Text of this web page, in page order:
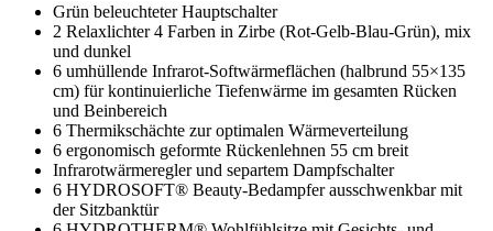
Grün beleuchteter Hauptschalter
2 Relaxlichter 4 Farben in Zirbe (Rot-Gelb-Blau-Grün), mix
und dunkel
6 umhüllende Infrarot-Softwärmeflächen (halbrund 55×135
cm) für kontinuierliche Tiefenwärme im gesamten Rücken
und Beinbereich
6 Thermikschächte zur optimalen Wärmeverteilung
6 ergonomisch geformte Rückenlehnen 55 cm breit
Infrarotwärmeregler und separtem Dampfschalter
6 HYDROSOFT® Beauty-Bedampfer ausschwenkbar mit
der Sitzbanktür